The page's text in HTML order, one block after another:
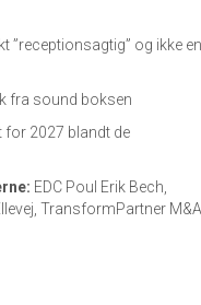
”receptionsagtig” og ikke en
fra sound boksen
for 2027 blandt de
EDC Poul Erik Bech,
TransformPartner M&A,